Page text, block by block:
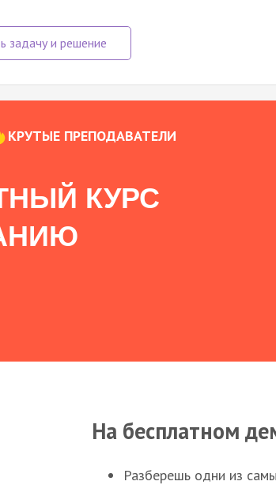
КРУТЫЕ ПРЕПОДАВАТЕЛИ
КУРС
На бесплатном
Разберешь одни из